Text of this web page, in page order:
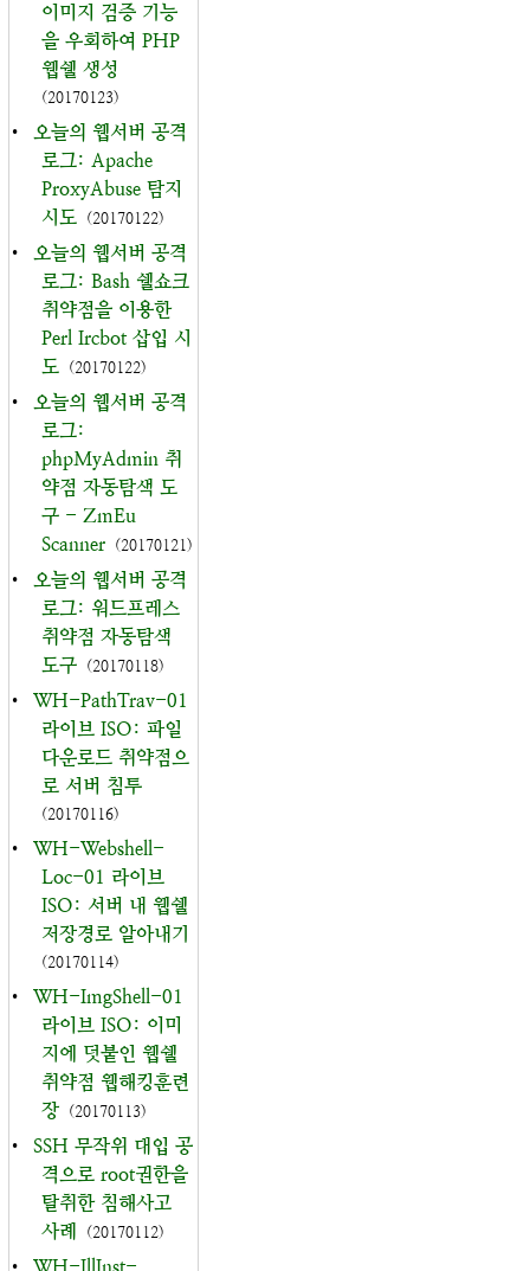
이미지 검증 기능
을 우회하여 PHP
웹쉘 생성
(20170123)
•
오늘의 웹서버 공격
로그: Apache
ProxyAbuse 탐지
시도 (20170122)
•
오늘의 웹서버 공격
로그: Bash 쉘쇼크
취약점을 이용한
Perl Ircbot 삽입 시
도 (20170122)
•
오늘의 웹서버 공격
로그:
phpMyAdmin 취
약점 자동탐색 도
구 - ZmEu
Scanner (20170121)
•
오늘의 웹서버 공격
로그: 워드프레스
취약점 자동탐색
도구 (20170118)
•
WH-PathTrav-01
라이브 ISO: 파일
다운로드 취약점으
로 서버 침투
(20170116)
•
WH-Webshell-
Loc-01 라이브
ISO: 서버 내 웹쉘
저장경로 알아내기
(20170114)
•
WH-ImgShell-01
라이브 ISO: 이미
지에 덧붙인 웹쉘
취약점 웹해킹훈련
장 (20170113)
•
SSH 무작위 대입 공
격으로 root권한을
탈취한 침해사고
사례
(20170112)